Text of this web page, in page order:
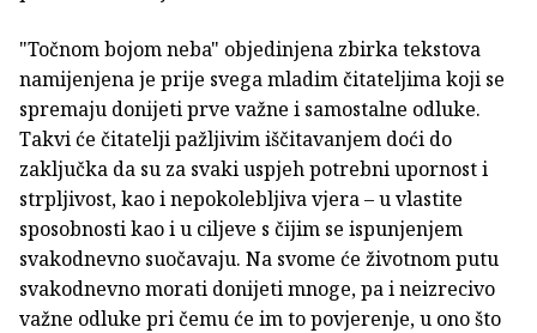
"Točnom bojom neba" objedinjena zbirka tekstova
namijenjena je prije svega mladim čitateljima koji se
spremaju donijeti prve važne i samostalne odluke.
Takvi će čitatelji pažljivim iščitavanjem doći do
zaključka da su za svaki uspjeh potrebni upornost i
strpljivost, kao i nepokolebljiva vjera – u vlastite
sposobnosti kao i u ciljeve s čijim se ispunjenjem
svakodnevno suočavaju. Na svome će životnom putu
svakodnevno morati donijeti mnoge, pa i neizrecivo
važne odluke pri čemu će im to povjerenje, u ono što